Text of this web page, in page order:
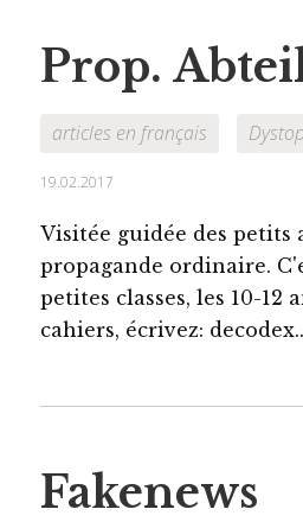
Prop.
articles en français
19.02.2017
Visitée guidée des petits
propagande ordinaire.
petites classes, les 10-12
cahiers, écrivez:
Fakenews